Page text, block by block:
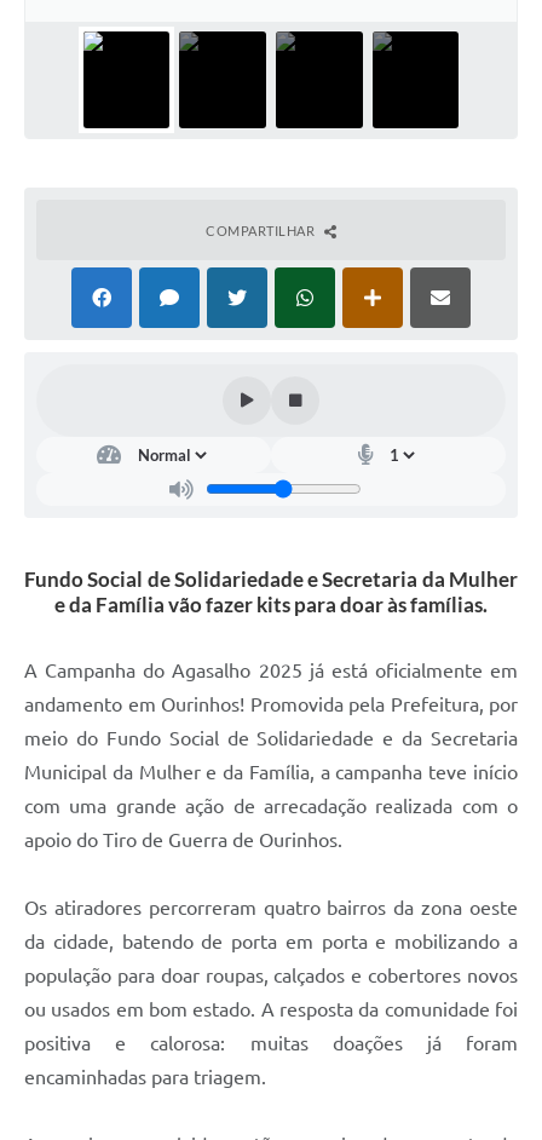
COMPARTILHAR
Fundo Social de Solidariedade e Secretaria da Mulher
e da Família vão fazer kits para doar às famílias.
A Campanha do Agasalho 2025 já está oficialmente em
andamento em Ourinhos! Promovida pela Prefeitura, por
meio do Fundo Social de Solidariedade e da Secretaria
Municipal da Mulher e da Família, a campanha teve início
com uma grande ação de arrecadação realizada com o
apoio do Tiro de Guerra de Ourinhos.
Os atiradores percorreram quatro bairros da zona oeste
da cidade, batendo de porta em porta e mobilizando a
população para doar roupas, calçados e cobertores novos
ou usados em bom estado. A resposta da comunidade foi
positiva e calorosa: muitas doações já foram
encaminhadas para triagem.